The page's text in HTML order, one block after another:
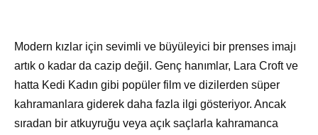
Modern kızlar için sevimli ve büyüleyici bir prenses imajı
artık o kadar da cazip değil. Genç hanımlar, Lara Croft ve
hatta Kedi Kadın gibi popüler film ve dizilerden süper
kahramanlara giderek daha fazla ilgi gösteriyor. Ancak
sıradan bir atkuyruğu veya açık saçlarla kahramanca